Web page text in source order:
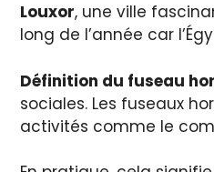
Louxor, une ville
long de l’année car
Définition du fuseau
sociales. Les fuseaux
activités comme le